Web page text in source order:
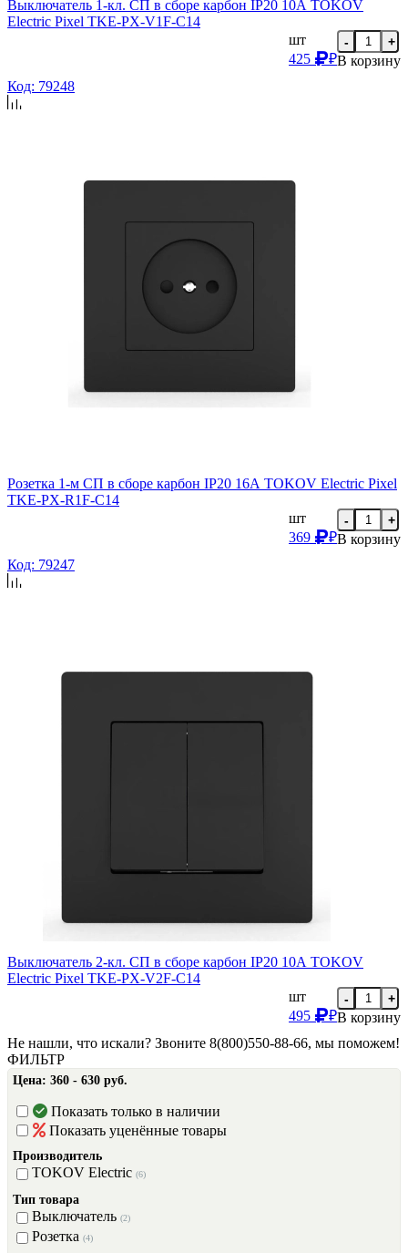
Выключатель 1-кл. СП в сборе карбон IP20 10А TOKOV
Electric Pixel TKE-PX-V1F-C14
шт
425
₽
- +
В корзину
Код: 79248
Розетка 1-м СП в сборе карбон IP20 16А TOKOV Electric Pixel
TKE-PX-R1F-C14
шт
369
₽
- +
В корзину
Код: 79247
Выключатель 2-кл. СП в сборе карбон IP20 10А TOKOV
Electric Pixel TKE-PX-V2F-C14
шт
495
₽
- +
В корзину
Не нашли, что искали? Звоните 8(800)550-88-66, мы поможем!
ФИЛЬТР
Цена: 360 - 630 руб.
Показать только в наличии
Показать уценённые товары
Производитель
TOKOV Electric (6)
Тип товара
Выключатель (2)
Розетка (4)